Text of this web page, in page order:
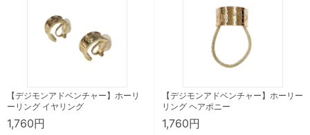
【デジモンアドベンチャー】ホーリ
ーリング イヤリング
1,760円
【デジモンアドベンチャー】ホーリー
リング ヘアポニー
1,760円